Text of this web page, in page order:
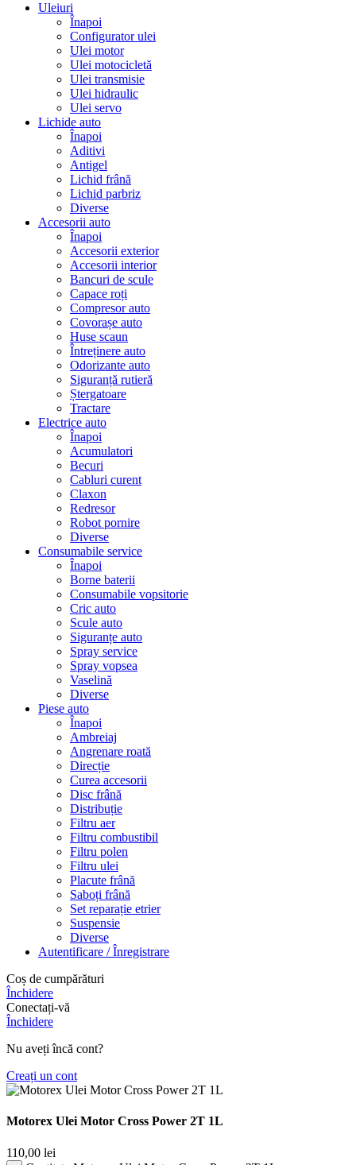
Uleiuri
Înapoi
Configurator ulei
Ulei motor
Ulei motocicletă
Ulei transmisie
Ulei hidraulic
Ulei servo
Lichide auto
Înapoi
Aditivi
Antigel
Lichid frână
Lichid parbriz
Diverse
Accesorii auto
Înapoi
Accesorii exterior
Accesorii interior
Bancuri de scule
Capace roți
Compresor auto
Covorașe auto
Huse scaun
Întreținere auto
Odorizante auto
Siguranță rutieră
Ștergatoare
Tractare
Electrice auto
Înapoi
Acumulatori
Becuri
Cabluri curent
Claxon
Redresor
Robot pornire
Diverse
Consumabile service
Înapoi
Borne baterii
Consumabile vopsitorie
Cric auto
Scule auto
Siguranțe auto
Spray service
Spray vopsea
Vaselină
Diverse
Piese auto
Înapoi
Ambreiaj
Angrenare roată
Direcție
Curea accesorii
Disc frână
Distribuție
Filtru aer
Filtru combustibil
Filtru polen
Filtru ulei
Placute frână
Saboți frână
Set reparație etrier
Suspensie
Diverse
Autentificare / Înregistrare
Coș de cumpărături
Închidere
Conectați-vă
Închidere
Nu aveți încă cont?
Creați un cont
Motorex Ulei Motor Cross Power 2T 1L
110,00 lei